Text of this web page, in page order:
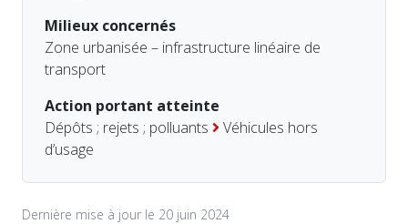
Milieux concernés
Zone urbanisée – infrastructure linéaire de
transport
Action portant atteinte
Dépôts ; rejets ; polluants
Véhicules hors
d’usage
Dernière mise à jour le 20 juin 2024